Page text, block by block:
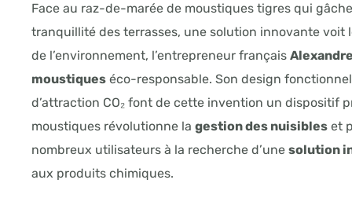
Face au raz-de-marée de moustiques tigres qui
tranquillité des terrasses, une solution innovante voit
de l’environnement, l’entrepreneur français
moustiques éco-responsable. Son design
d’attraction CO₂ font de cette invention un dispositif
moustiques révolutionne la gestion des nuisibles et
nombreux utilisateurs à la recherche d’une solution
aux produits chimiques.